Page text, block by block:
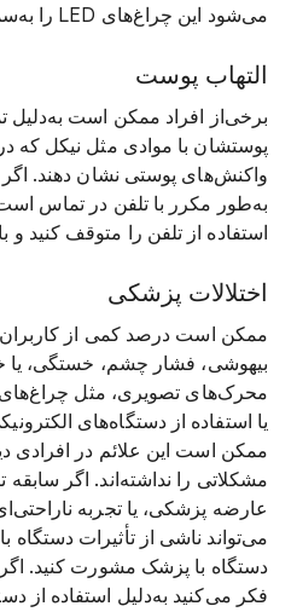
می‌شود این چراغ‌های LED را به‌سمت چشم‌های کسی نگیرید.
التهاب پوست
برخی‌از افراد ممکن است
پوستشان با موادی مثل نیکل که
واکنش‌های پوستی نشان دهند. اگر
به‌طور مکرر با تلفن در تماس
استفاده از تلفن را متوقف کنید
اختلالات پزشکی
ممکن است درصد کمی از کاربران
بیهوشی، فشار چشم، خستگی،
محرک‌های تصویری، مثل
یا استفاده از دستگاه‌های
ممکن است این علائم در افرادی
مشکلاتی را نداشته‌اند. اگر
عارضه پزشکی، یا تجربه
می‌تواند ناشی از تأثیرات دستگاه
دستگاه با پزشک مشورت کنید.
فکر می‌کنید به‌دلیل استفاده از